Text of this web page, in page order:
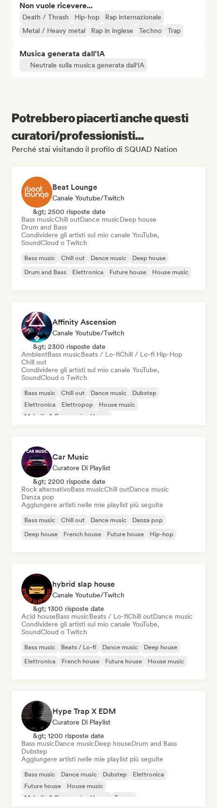
Non vuole ricevere...
Death / Thrash Hip-hop
Rap internazionale
Metal / Heavy metal
Rap in inglese Techno Trap
Musica generata dall'IA
Neutrale sulla musica generata dall'IA
Potrebbero piacerti anche questi
curatori/professionisti...
Perché stai visitando il profilo di SQUAD Nation
Beat Lounge
Canale Youtube/Twitch
&gt; 2500 risposte date
Bass musicChill outDance musicDeep house
Drum and Bass
Condividere gli artisti sul mio canale YouTube,
SoundCloud o Twitch
Bass music Chill out Dance music
Deep house
Drum and Bass
Elettronica Future house House music
Affinity Ascension
Canale Youtube/Twitch
&gt; 2300 risposte date
AmbientBass musicBeats / Lo-fiChill / Lo-fi Hip-Hop
Chill out
Condividere gli artisti sul mio canale YouTube,
SoundCloud o Twitch
Bass music Chill out Dance music
Dubstep
Elettronica
Elettropop
House music
Melodic & Progressive House
Car Music
Curatore Di Playlist
&gt; 2200 risposte date
Rock alternativoBass musicChill outDance music
Danza pop
Aggiungere artisti nelle mie playlist più seguite
Bass music Chill out Dance music
Danza pop
Deep house
French house Future house Hip-hop
hybrid slap house
Canale Youtube/Twitch
&gt; 1300 risposte date
Acid houseBass musicBeats / Lo-fiChill outDance music
Condividere gli artisti sul mio canale YouTube,
SoundCloud o Twitch
Bass music Beats / Lo-fi Dance music
Deep house
Elettronica
French house Future house House music
Hype Trap X EDM
Curatore Di Playlist
&gt; 1200 risposte date
Bass musicDance musicDeep houseDrum and Bass
Dubstep
Aggiungere artisti nelle mie playlist più seguite
Bass music Dance music Dubstep
Elettronica
Future house
House music
Melodic & Progressive House
Trance